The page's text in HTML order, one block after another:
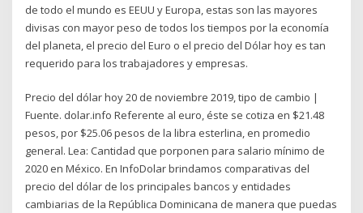
de todo el mundo es EEUU y Europa, estas son las mayores
divisas con mayor peso de todos los tiempos por la economía
del planeta, el precio del Euro o el precio del Dólar hoy es tan
requerido para los trabajadores y empresas.
Precio del dólar hoy 20 de noviembre 2019, tipo de cambio |
Fuente. dolar.info Referente al euro, éste se cotiza en $21.48
pesos, por $25.06 pesos de la libra esterlina, en promedio
general. Lea: Cantidad que porponen para salario mínimo de
2020 en México. En InfoDolar brindamos comparativas del
precio del dólar de los principales bancos y entidades
cambiarias de la República Dominicana de manera que puedas